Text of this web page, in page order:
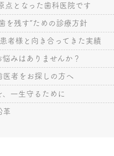
点となった歯科医院です
を残す”ための診療方針
者様と向き合ってきた実績
悩みはありませんか？
医者をお探しの方へ
、一生守るために
革